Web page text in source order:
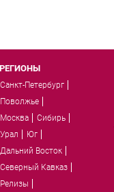
РЕГИОНЫ
Санкт-Петербург
Поволжье
Москва
Сибирь
Урал
Юг
Дальний Восток
Северный Кавказ
Релизы